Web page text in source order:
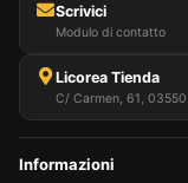
Scrivici
Modulo di contatto
Licorea Tienda
C/ Carmen, 61,
Informazioni